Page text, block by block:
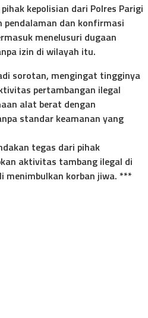
kepolisian dari Polres Parigi
dan konfirmasi
menelusuri dugaan
izin di wilayah itu.
sorotan, mengingat tingginya
pertambangan ilegal
alat berat dengan
standar keamanan yang
tegas dari pihak
aktivitas tambang ilegal di
menimbulkan korban jiwa. ***